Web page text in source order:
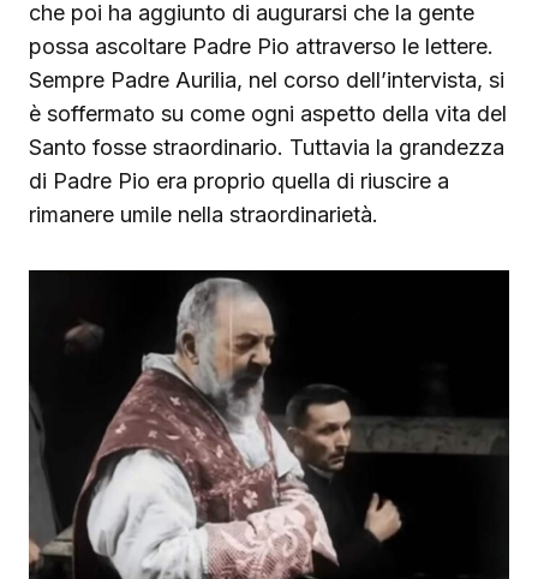
che poi ha aggiunto di augurarsi che la gente
possa ascoltare Padre Pio attraverso le lettere.
Sempre Padre Aurilia, nel corso dell’intervista, si
è soffermato su come ogni aspetto della vita del
Santo fosse straordinario. Tuttavia la grandezza
di Padre Pio era proprio quella di riuscire a
rimanere umile nella straordinarietà.